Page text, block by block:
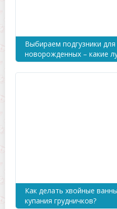
Выбираем подгузники для
новорожденных – какие
Как делать хвойные
купания грудничков?